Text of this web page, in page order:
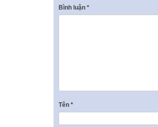
Bình luận *
Tên *